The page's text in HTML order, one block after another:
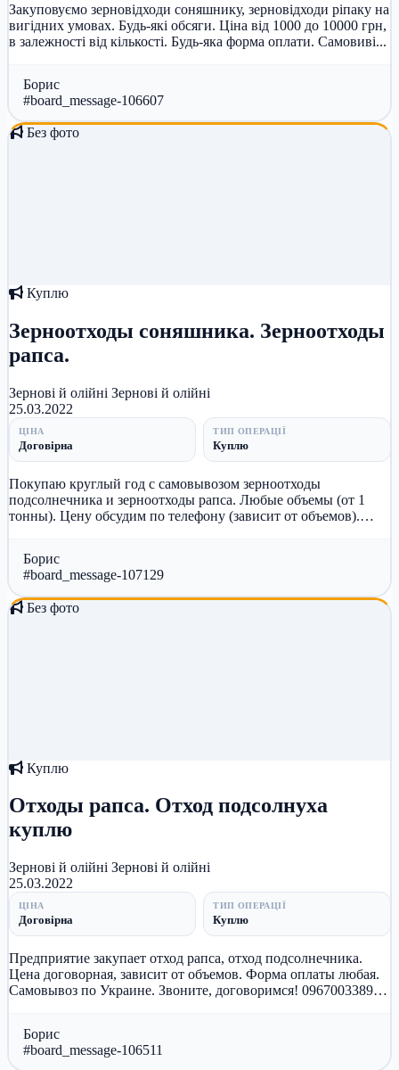
Закуповуємо зерновідходи соняшнику, зерновідходи ріпаку на
вигідних умовах. Будь-які обсяги. Ціна від 1000 до 10000 грн,
в залежності від кількості. Будь-яка форма оплати. Самовиві...
Борис
#board_message-106607
Без фото
Куплю
Зерноотходы соняшника. Зерноотходы
рапса.
Зернові й олійні Зернові й олійні
25.03.2022
ЦІНА
Договірна
ТИП ОПЕРАЦІЇ
Куплю
Покупаю круглый год с самовывозом зерноотходы
подсолнечника и зерноотходы рапса. Любые объемы (от 1
тонны). Цену обсудим по телефону (зависит от объемов).
Борис
#board_message-107129
Без фото
Куплю
Отходы рапса. Отход подсолнуха
куплю
Зернові й олійні Зернові й олійні
25.03.2022
ЦІНА
Договірна
ТИП ОПЕРАЦІЇ
Куплю
Предприятие закупает отход рапса, отход подсолнечника.
Цена договорная, зависит от объемов. Форма оплаты любая.
Самовывоз по Украине. Звоните, договоримся! 0967003389
Борис
#board_message-106511